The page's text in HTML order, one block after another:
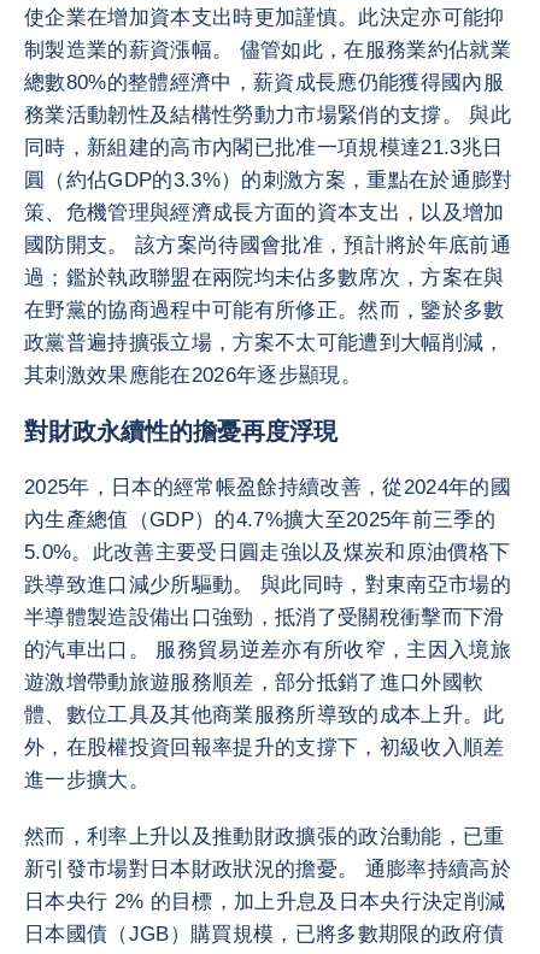
使企業在增加資本支出時更加謹慎。此決定亦可能抑
制製造業的薪資漲幅。 儘管如此，在服務業約佔就業
總數80%的整體經濟中，薪資成長應仍能獲得國內服
務業活動韌性及結構性勞動力市場緊俏的支撐。 與此
同時，新組建的高市內閣已批准一項規模達21.3兆日
圓（約佔GDP的3.3%）的刺激方案，重點在於通膨對
策、危機管理與經濟成長方面的資本支出，以及增加
國防開支。 該方案尚待國會批准，預計將於年底前通
過；鑑於執政聯盟在兩院均未佔多數席次，方案在與
在野黨的協商過程中可能有所修正。然而，鑒於多數
政黨普遍持擴張立場，方案不太可能遭到大幅削減，
其刺激效果應能在2026年逐步顯現。
對財政永續性的擔憂再度浮現
2025年，日本的經常帳盈餘持續改善，從2024年的國
內生產總值（GDP）的4.7%擴大至2025年前三季的
5.0%。此改善主要受日圓走強以及煤炭和原油價格下
跌導致進口減少所驅動。 與此同時，對東南亞市場的
半導體製造設備出口強勁，抵消了受關稅衝擊而下滑
的汽車出口。 服務貿易逆差亦有所收窄，主因入境旅
遊激增帶動旅遊服務順差，部分抵銷了進口外國軟
體、數位工具及其他商業服務所導致的成本上升。此
外，在股權投資回報率提升的支撐下，初級收入順差
進一步擴大。
然而，利率上升以及推動財政擴張的政治動能，已重
新引發市場對日本財政狀況的擔憂。 通膨率持續高於
日本央行 2% 的目標，加上升息及日本央行決定削減
日本國債（JGB）購買規模，已將多數期限的政府債